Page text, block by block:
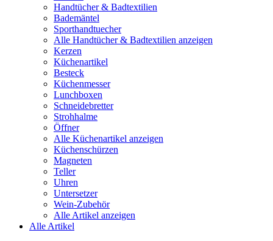
Handtücher & Badtextilien
Bademäntel
Sporthandtuecher
Alle Handtücher & Badtextilien anzeigen
Kerzen
Küchenartikel
Besteck
Küchenmesser
Lunchboxen
Schneidebretter
Strohhalme
Öffner
Alle Küchenartikel anzeigen
Küchenschürzen
Magneten
Teller
Uhren
Untersetzer
Wein-Zubehör
Alle Artikel anzeigen
Alle Artikel